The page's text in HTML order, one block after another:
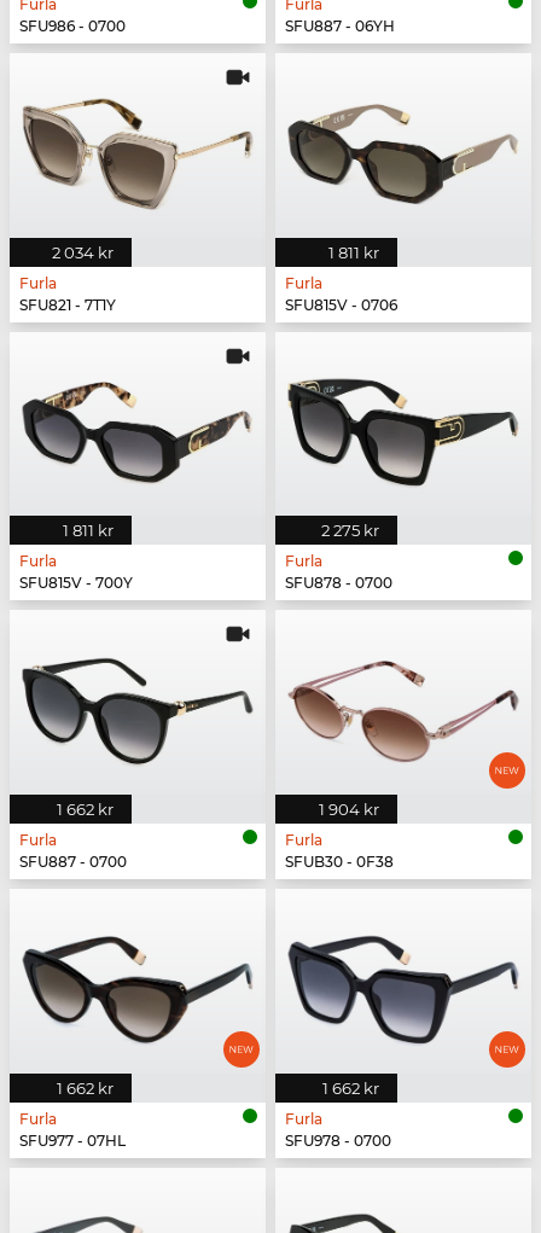
Furla
SFU986 - 0700
Furla
SFU887 - 06YH
2 034 kr
Furla
SFU821 - 7T1Y
1 811 kr
Furla
SFU815V - 0706
1 811 kr
Furla
SFU815V - 700Y
2 275 kr
Furla
SFU878 - 0700
1 662 kr
Furla
SFU887 - 0700
1 904 kr
Furla
SFUB30 - 0F38
1 662 kr
Furla
SFU977 - 07HL
1 662 kr
Furla
SFU978 - 0700